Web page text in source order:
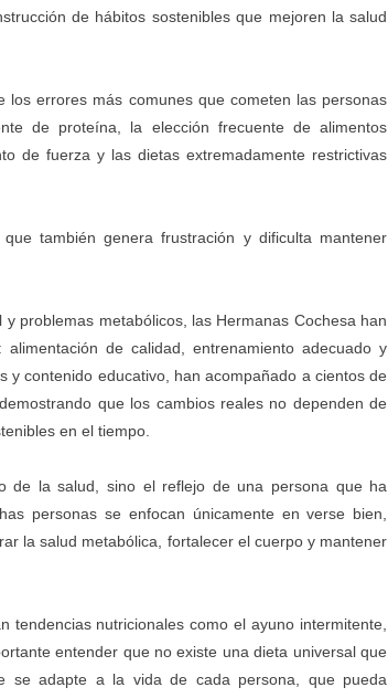
de hábitos sostenibles que mejoren la salud
errores más comunes que cometen las personas
de proteína, la elección frecuente de alimentos
de fuerza y las dietas extremadamente restrictivas
también genera frustración y dificulta mantener
problemas metabólicos, las Hermanas Cochesa han
de calidad, entrenamiento adecuado y
y contenido educativo, han acompañado a cientos de
que los cambios reales no dependen de
en el tiempo.
de la salud, sino el reflejo de una persona que ha
personas se enfocan únicamente en verse bien,
la salud metabólica, fortalecer el cuerpo y mantener
nutricionales como el ayuno intermitente,
entender que no existe una dieta universal que
se adapte a la vida de cada persona, que pueda